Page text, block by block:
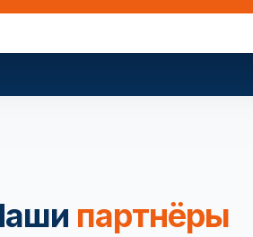
партнёры